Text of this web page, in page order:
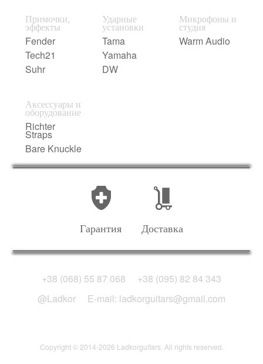
Примочки,
эффекты
Fender
Tech21
Suhr
Ударные
установки
Tama
Yamaha
DW
Микрофоны и
студия
Warm Audio
Аксессуары и
оборудование
Richter
Straps
Bare Knuckle
Гарантия Доставка
+38 (068) 55 87 068
+38 (095) 82 84 343
@Ladkor
E-mail: ladkorguitars@gmail.com
Copyright © 2014-2026 Ladkorguitars. All rights reserved.